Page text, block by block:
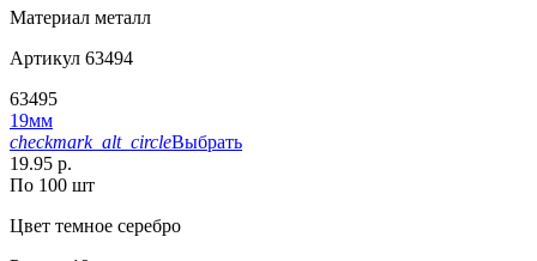
Материал металл
Артикул 63494
63495
19мм
checkmark_alt_circleВыбрать
19.95 р.
По 100 шт
Цвет темное серебро